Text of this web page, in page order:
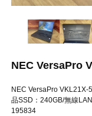
NEC VersaPro
NEC VersaPro VKL21X-
品SSD：240GB/無線
195834